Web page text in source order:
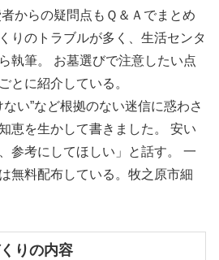
からの疑問点もＱ＆Ａでまとめ
りのトラブルが多く、生活センタ
執筆。 お墓選びで注意したい点
とに紹介している。
ない”など根拠のない迷信に惑わさ
恵を生かして書きました。 安い
参考にしてほしい」と話す。 一
無料配布している。牧之原市細
りの内容